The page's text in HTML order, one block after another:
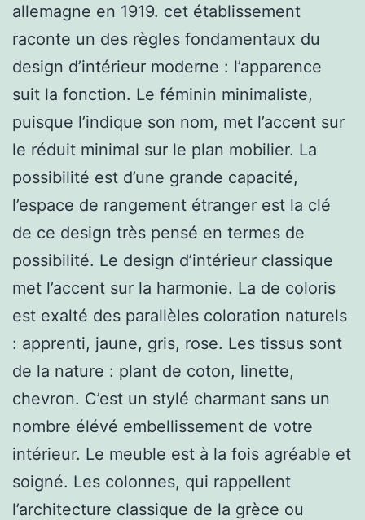
allemagne en 1919. cet établissement
raconte un des règles fondamentaux du
design d’intérieur moderne : l’apparence
suit la fonction. Le féminin minimaliste,
puisque l’indique son nom, met l’accent sur
le réduit minimal sur le plan mobilier. La
possibilité est d’une grande capacité,
l’espace de rangement étranger est la clé
de ce design très pensé en termes de
possibilité. Le design d’intérieur classique
met l’accent sur la harmonie. La de coloris
est exalté des parallèles coloration naturels
: apprenti, jaune, gris, rose. Les tissus sont
de la nature : plant de coton, linette,
chevron. C’est un stylé charmant sans un
nombre élévé embellissement de votre
intérieur. Le meuble est à la fois agréable et
soigné. Les colonnes, qui rappellent
l’architecture classique de la grèce ou